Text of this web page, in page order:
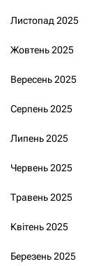
Листопад 2025
Жовтень 2025
Вересень 2025
Серпень 2025
Липень 2025
Червень 2025
Травень 2025
Квітень 2025
Березень 2025